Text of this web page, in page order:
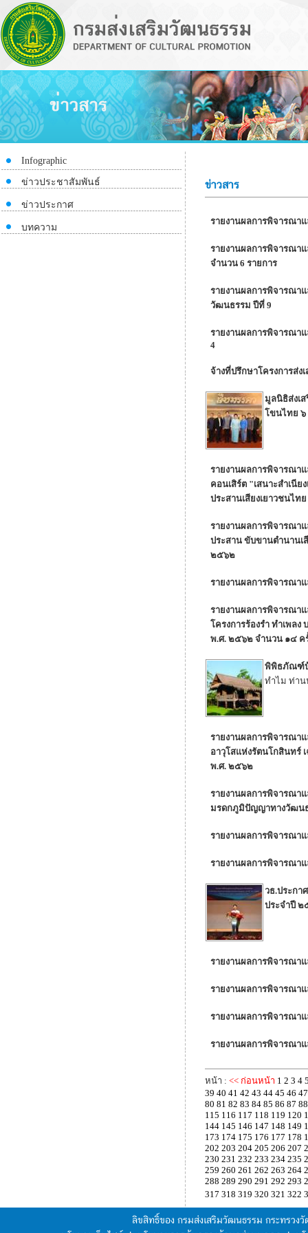
Infographic
ข่าวประชาสัมพันธ์
ข่าวประกาศ
บทความ
ข่าวสาร
รายงานผลการพิจารณา
รายงานผลการพิจารณา
จำนวน 6 รายการ
รายงานผลการพิจารณา
วัฒนธรรม ปีที่ 9
รายงานผลการพิจารณา
4
จ้างที่ปรึกษาโครงการส่
มูลนิธิส่งเ
โขนไทย ๖
รายงานผลการพิจารณาแ
คอนเสิร์ต "เสนาะสำเนีย
ประสานเสียงเยาวชนไท
รายงานผลการพิจารณาแ
ประสาน ขับขานตำนานเ
๒๕๖๒
รายงานผลการพิจารณา
รายงานผลการพิจารณา
โครงการร้องรำ ทำเพล
พ.ศ. ๒๕๖๒ จำนวน ๑๔ ค
พิพิธภัณฑ์
ทำไม ท่าน
รายงานผลการพิจารณา
อาวุโสแห่งรัตนโกสินทร์
พ.ศ. ๒๕๖๒
รายงานผลการพิจารณา
มรดกภูมิปัญญาทางวัฒนธ
รายงานผลการพิจารณา
รายงานผลการพิจารณา
วธ.ประกา
ประจำปี ๒
รายงานผลการพิจารณา
รายงานผลการพิจารณา
รายงานผลการพิจารณา
รายงานผลการพิจารณา
หน้า : << ก่อนหน้า 1 2 3 4
39 40 41 42 43 44 45 46 47
80 81 82 83 84 85 86 87 88
115 116 117 118 119 120
144 145 146 147 148 149
173 174 175 176 177 178
202 203 204 205 206 207
230 231 232 233 234 235
259 260 261 262 263 264
288 289 290 291 292 293
317 318 319 320 321 322
ลิขสิทธิ์ของ กรมส่งเสริมวัฒนธรรม กระทรว